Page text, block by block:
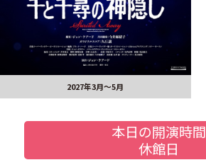
2027年3月～5月
本日の開演時間
休館日